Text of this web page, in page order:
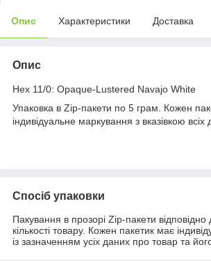
Опис Характеристики Доставка
Опис
Hex 11/0: Opaque-Lustered Navajo White
Упаковка в Zip-пакети по 5 грам. Кожен
індивідуальне маркування з вказівкою
Спосіб упаковки
Пакування в прозорі Zip-пакети
кількості товару. Кожен пакетик має
із зазначенням усіх даних про товар та його